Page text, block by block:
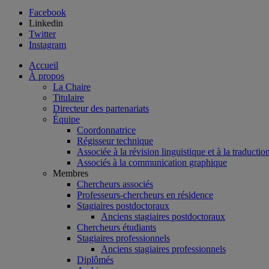
Facebook
Linkedin
Twitter
Instagram
Accueil
À propos
La Chaire
Titulaire
Directeur des partenariats
Équipe
Coordonnatrice
Régisseur technique
Associée à la révision linguistique et à la
Associés à la communication graphique
Membres
Chercheurs associés
Professeurs-chercheurs en résidence
Stagiaires postdoctoraux
Anciens stagiaires postdoctoraux
Chercheurs étudiants
Stagiaires professionnels
Anciens stagiaires professionnels
Diplômés